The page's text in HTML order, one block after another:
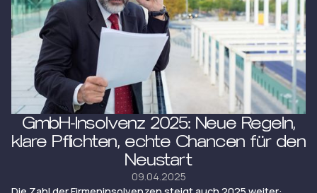
GmbH-Insolvenz 2025: Neue Regeln,
klare Pflichten, echte Chancen für den
Neustart
09.04.2025